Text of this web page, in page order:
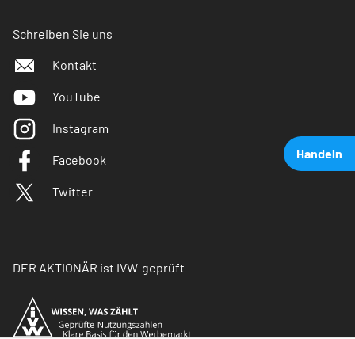
Handeln
Schreiben Sie uns
Kontakt
YouTube
Instagram
Facebook
Twitter
DER AKTIONÄR ist IVW-geprüft